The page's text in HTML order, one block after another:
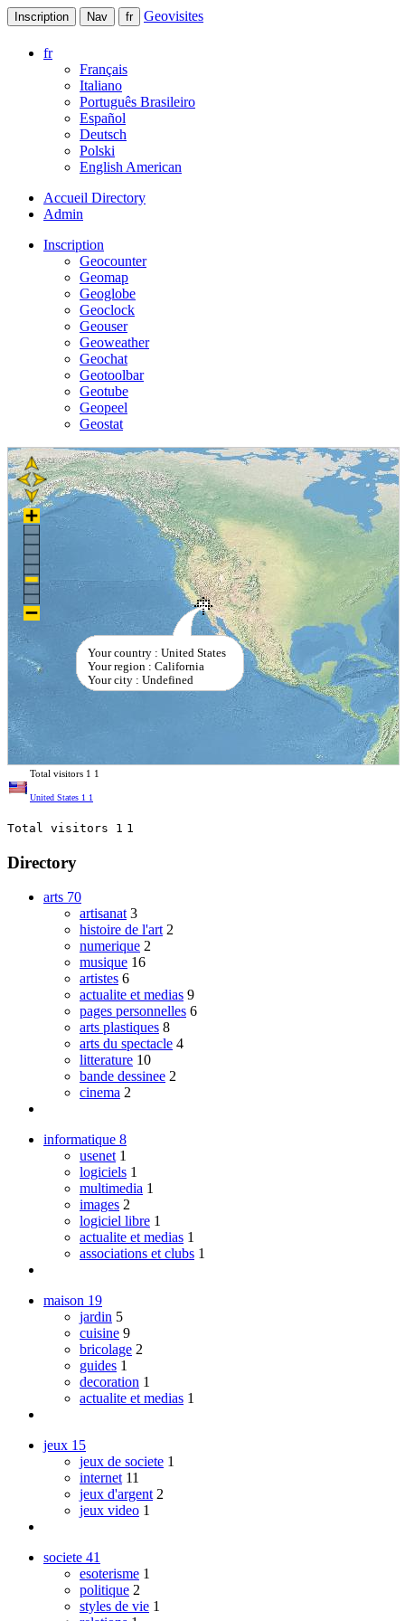
Inscription Nav fr Geovisites
fr
Français
Italiano
Português Brasileiro
Español
Deutsch
Polski
English American
Accueil Directory
Admin
Inscription
Geocounter
Geomap
Geoglobe
Geoclock
Geouser
Geoweather
Geochat
Geotoolbar
Geotube
Geopeel
Geostat
Your country : United States
Your region : California
Your city : Undefined
Total visitors 1 1
United States 1 1
Total visitors 1 1
Directory
arts 70
artisanat 3
histoire de l'art 2
numerique 2
musique 16
artistes 6
actualite et medias 9
pages personnelles 6
arts plastiques 8
arts du spectacle 4
litterature 10
bande dessinee 2
cinema 2
informatique 8
usenet 1
logiciels 1
multimedia 1
images 2
logiciel libre 1
actualite et medias 1
associations et clubs 1
maison 19
jardin 5
cuisine 9
bricolage 2
guides 1
decoration 1
actualite et medias 1
jeux 15
jeux de societe 1
internet 11
jeux d'argent 2
jeux video 1
societe 41
esoterisme 1
politique 2
styles de vie 1